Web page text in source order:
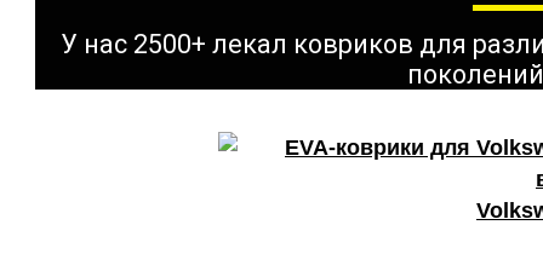
У нас 2500+ лекал ковриков для